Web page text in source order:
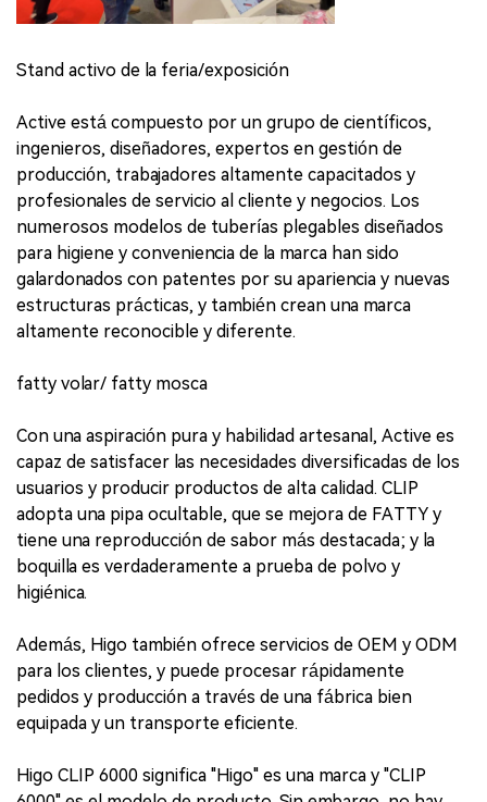
Stand activo de la feria/exposición
Active está compuesto por un grupo de científicos,
ingenieros, diseñadores, expertos en gestión de
producción, trabajadores altamente capacitados y
profesionales de servicio al cliente y negocios. Los
numerosos modelos de tuberías plegables diseñados
para higiene y conveniencia de la marca han sido
galardonados con patentes por su apariencia y nuevas
estructuras prácticas, y también crean una marca
altamente reconocible y diferente.
fatty volar/ fatty mosca
Con una aspiración pura y habilidad artesanal, Active es
capaz de satisfacer las necesidades diversificadas de los
usuarios y producir productos de alta calidad. CLIP
adopta una pipa ocultable, que se mejora de FATTY y
tiene una reproducción de sabor más destacada; y la
boquilla es verdaderamente a prueba de polvo y
higiénica.
Además, Higo también ofrece servicios de OEM y ODM
para los clientes, y puede procesar rápidamente
pedidos y producción a través de una fábrica bien
equipada y un transporte eficiente.
Higo CLIP 6000 significa "Higo" es una marca y "CLIP